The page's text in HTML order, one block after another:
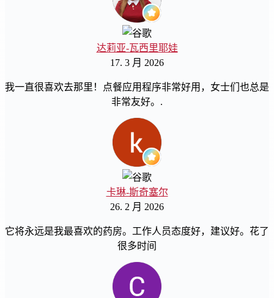
达莉亚-瓦西里耶娃
17. 3 月 2026
我一直很喜欢去那里！点餐应用程序非常好用，女士们也总是
非常友好。.
卡琳-斯奇塞尔
26. 2 月 2026
它将永远是我最喜欢的药房。工作人员态度好，建议好。花了
很多时间